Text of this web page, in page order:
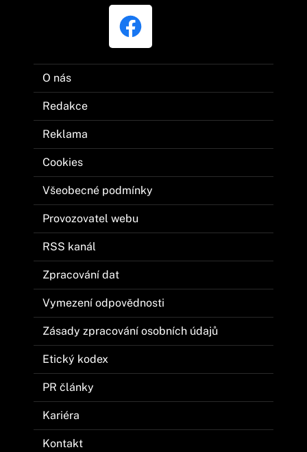
O nás
Redakce
Reklama
Cookies
Všeobecné podmínky
Provozovatel webu
RSS kanál
Zpracování dat
Vymezení odpovědnosti
Zásady zpracování osobních údajů
Etický kodex
PR články
Kariéra
Kontakt